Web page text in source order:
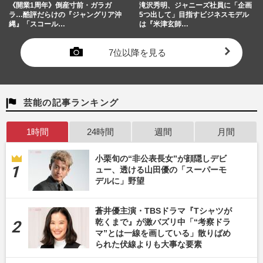
《開業1周年》倒産寸前・ガラガ
ラ…酷評だらけの『ジャングリア沖
縄』「スコール…
滝沢秀明、ジャニーズ社員に「企画
5つ出して」目指すビジネスモデル
は『米津玄師…
7位以降を見る
芸能の記事ランキング
1時間 24時間 週間 月間
小栗旬の“非公表長女”が顔隠しデビ
ュー、透ける山田優の「スーパーモ
デルに」野望
蒼井優主演・TBSドラマ『Tシャツが
乾くまで』が激バズリ中「“考察ドラ
マ”とは一線を画している」散りばめ
られた伏線よりも大事な要素